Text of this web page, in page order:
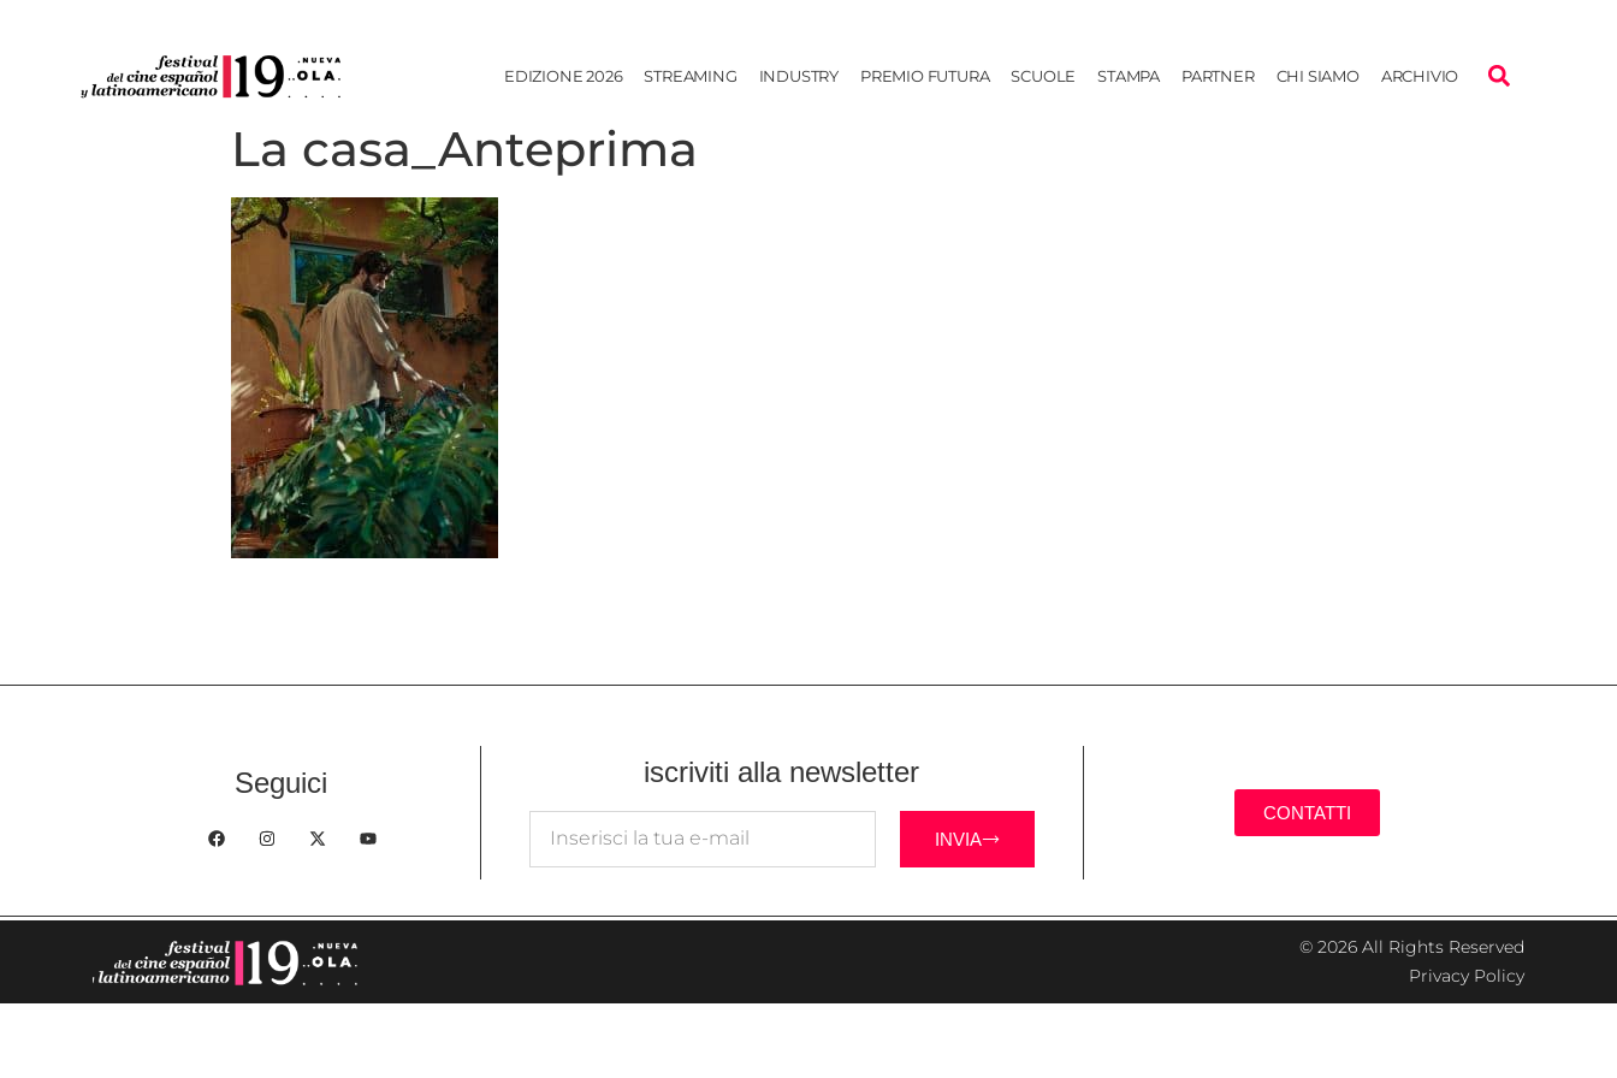
EDIZIONE 2026 STREAMING INDUSTRY PREMIO FUTURA SCUOLE STAMPA PARTNER CHI SIAMO ARCHIVIO
La casa_Anteprima
Seguici iscriviti alla newsletter
INVIA
CONTATTI
© 2026 All Rights Reserved
Privacy Policy